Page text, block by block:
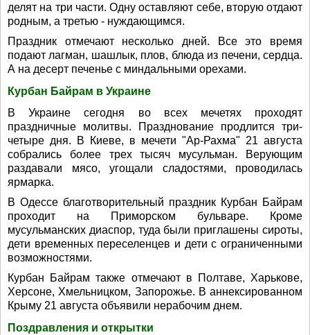
делят на три части. Одну оставляют себе, вторую отдают
родным, а третью - нуждающимся.
Праздник отмечают несколько дней. Все это время
подают лагман, шашлык, плов, блюда из печени, сердца.
А на десерт печенье с миндальными орехами.
Курбан Байрам в Украине
В Украине сегодня во всех мечетях проходят
праздничные молитвы. Празднование продлится три-
четыре дня. В Киеве, в мечети "Ар-Рахма" 21 августа
собрались более трех тысяч мусульман. Верующим
раздавали мясо, угощали сладостями, проводилась
ярмарка.
В Одессе благотворительный праздник Курбан Байрам
проходит на Приморском бульваре. Кроме
мусульманских диаспор, туда были приглашены сироты,
дети временных переселенцев и дети с ограниченными
возможностями.
Курбан Байрам также отмечают в Полтаве, Харькове,
Херсоне, Хмельницком, Запорожье. В аннексированном
Крыму 21 августа объявили нерабочим днем.
Поздравления и открытки